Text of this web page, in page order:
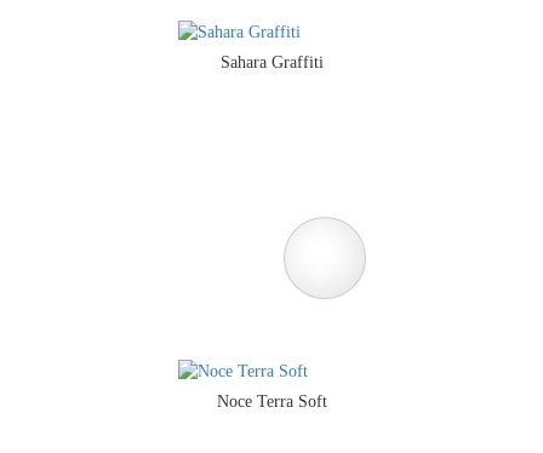
Sahara Graffiti
Noce Terra Soft